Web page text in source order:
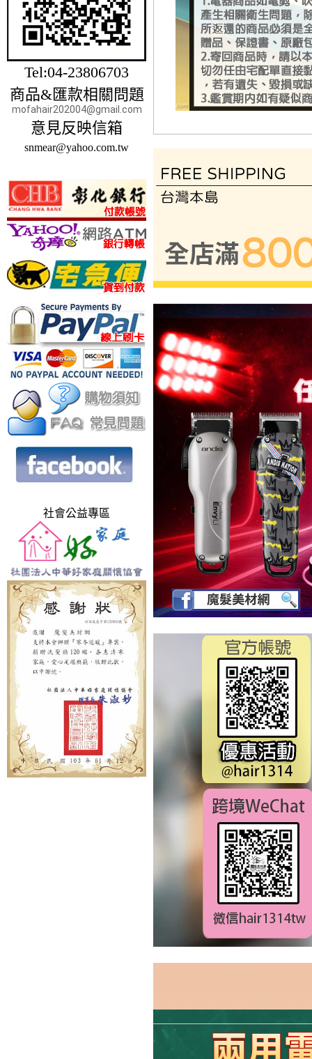
Tel:04-23806703
商品&匯款相關問題
mofahair202004@gmail.com
意見反映信箱
snmear@yahoo.com.tw
社會公益專區